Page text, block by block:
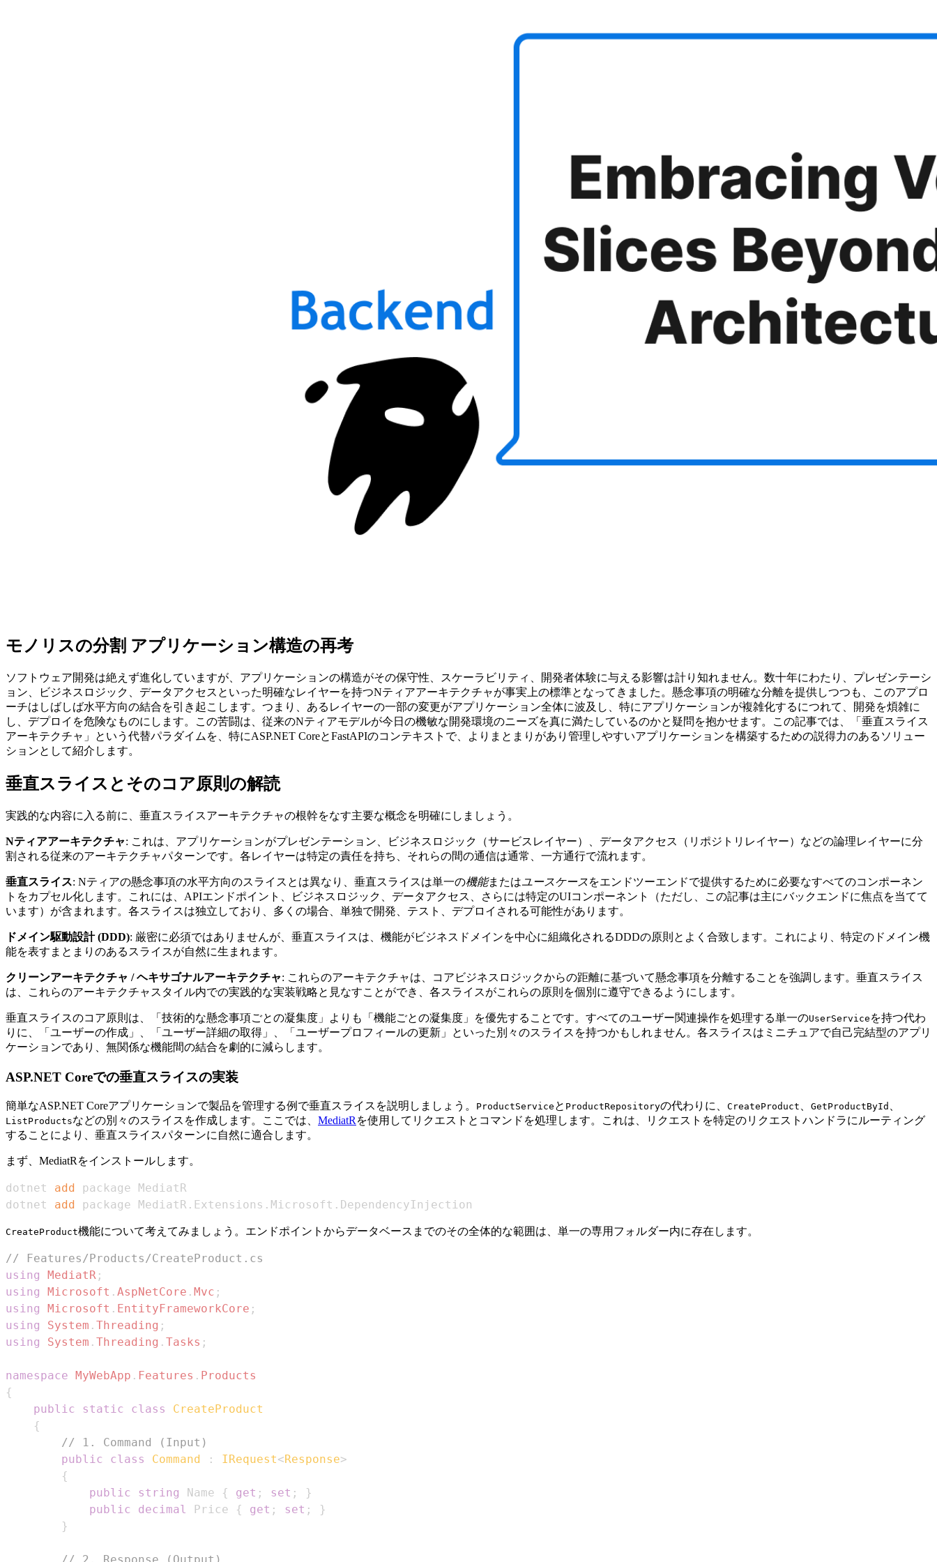
モノリスの分割 アプリケーション構造の再考
ソフトウェア開発は絶えず進化していますが、アプリケーションの構造がその保守性、スケーラビリティ、開発者体験に与える影響は計り知れません。数十年にわたり、プレゼンテーシ
ョン、ビジネスロジック、データアクセスといった明確なレイヤーを持つNティアアーキテクチャが事実上の標準となってきました。懸念事項の明確な分離を提供しつつも、このアプロ
ーチはしばしば水平方向の結合を引き起こします。つまり、あるレイヤーの一部の変更がアプリケーション全体に波及し、特にアプリケーションが複雑化するにつれて、開発を煩雑に
し、デプロイを危険なものにします。この苦闘は、従来のNティアモデルが今日の機敏な開発環境のニーズを真に満たしているのかと疑問を抱かせます。この記事では、「垂直スライス
アーキテクチャ」という代替パラダイムを、特にASP.NET CoreとFastAPIのコンテキストで、よりまとまりがあり管理しやすいアプリケーションを構築するための説得力のあるソリュー
ションとして紹介します。
垂直スライスとそのコア原則の解読
実践的な内容に入る前に、垂直スライスアーキテクチャの根幹をなす主要な概念を明確にしましょう。
Nティアアーキテクチャ: これは、アプリケーションがプレゼンテーション、ビジネスロジック（サービスレイヤー）、データアクセス（リポジトリレイヤー）などの論理レイヤーに分
割される従来のアーキテクチャパターンです。各レイヤーは特定の責任を持ち、それらの間の通信は通常、一方通行で流れます。
垂直スライス: Nティアの懸念事項の水平方向のスライスとは異なり、垂直スライスは単一の機能またはユースケースをエンドツーエンドで提供するために必要なすべてのコンポーネン
トをカプセル化します。これには、APIエンドポイント、ビジネスロジック、データアクセス、さらには特定のUIコンポーネント（ただし、この記事は主にバックエンドに焦点を当てて
います）が含まれます。各スライスは独立しており、多くの場合、単独で開発、テスト、デプロイされる可能性があります。
ドメイン駆動設計 (DDD): 厳密に必須ではありませんが、垂直スライスは、機能がビジネスドメインを中心に組織化されるDDDの原則とよく合致します。これにより、特定のドメイン機
能を表すまとまりのあるスライスが自然に生まれます。
クリーンアーキテクチャ / ヘキサゴナルアーキテクチャ: これらのアーキテクチャは、コアビジネスロジックからの距離に基づいて懸念事項を分離することを強調します。垂直スライス
は、これらのアーキテクチャスタイル内での実践的な実装戦略と見なすことができ、各スライスがこれらの原則を個別に遵守できるようにします。
垂直スライスのコア原則は、「技術的な懸念事項ごとの凝集度」よりも「機能ごとの凝集度」を優先することです。すべてのユーザー関連操作を処理する単一のUserService を持つ代わ
りに、「ユーザーの作成」、「ユーザー詳細の取得」、「ユーザープロフィールの更新」といった別々のスライスを持つかもしれません。各スライスはミニチュアで自己完結型のアプリ
ケーションであり、無関係な機能間の結合を劇的に減らします。
ASP.NET Coreでの垂直スライスの実装
簡単なASP.NET Coreアプリケーションで製品を管理する例で垂直スライスを説明しましょう。 ProductService と ProductRepositoryの代わりに、 CreateProduct GetProductById
ListProductsなどの別々のスライスを作成します。ここでは、 MediatR を使用してリクエストとコマンドを処理します。これは、リクエストを特定のリクエストハンドラにルーティング
することにより、垂直スライスパターンに自然に適合します。
まず、MediatRをインストールします。
dotnet add
dotnet add package MediatR.Extensions.Microsoft.DependencyInjection
CreateProduct機能について考えてみましょう。エンドポイントからデータベースまでのその全体的な範囲は、単一の専用フォルダー内に存在します。
// Features/Products/CreateProduct.cs
using
MediatR ;
using
Microsoft . AspNetCore . Mvc ;
using
Microsoft . EntityFrameworkCore ;
using
System . Threading ;
using
System . Threading . Tasks ;
namespace MyWebApp . Features . Products
{
public
static class
CreateProduct
{
// 1. Command (Input)
public
class Command : IRequest<Response>
{
public
string Name { get ; set ;
}
public
decimal Price { get ; set ;
}
}